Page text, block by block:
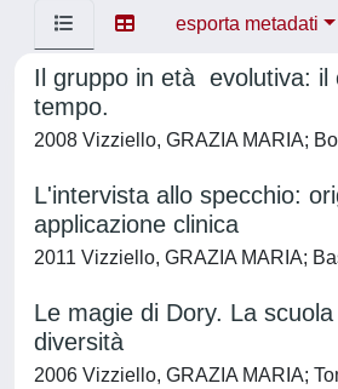
esporta metadati
Il gruppo in età evolutiva: il
tempo.
2008 Vizziello, GRAZIA MARIA;
L'intervista allo specchio:
applicazione clinica
2011 Vizziello, GRAZIA MARIA;
Le magie di Dory. La
diversità
2006 Vizziello, GRAZIA MARIA;